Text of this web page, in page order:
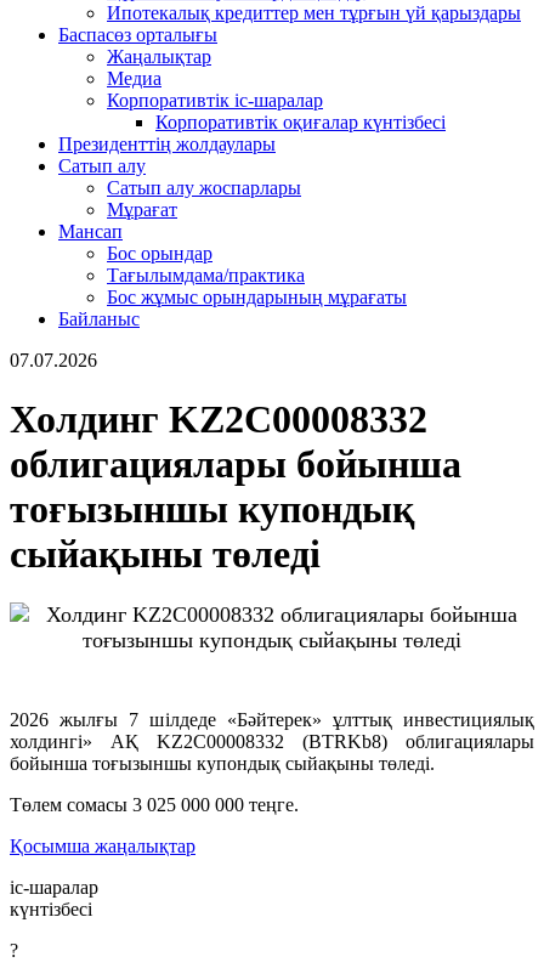
Ипотекалық кредиттер мен тұрғын үй қарыздары
Баспасөз орталығы
Жаңалықтар
Медиа
Корпоративтік іс-шаралар
Корпоративтік оқиғалар күнтізбесі
Президенттің жолдаулары
Сатып алу
Сатып алу жоспарлары
Мұрағат
Мансап
Бос орындар
Тағылымдама/практика
Бос жұмыс орындарының мұрағаты
Байланыс
07.07.2026
Холдинг KZ2C00008332
облигациялары бойынша
тоғызыншы купондық
сыйақыны төледі
2026 жылғы 7 шілдеде «Бәйтерек» ұлттық инвестициялық
холдингі» АҚ KZ2C00008332 (BTRKb8) облигациялары
бойынша тоғызыншы купондық сыйақыны төледі.
Төлем сомасы 3 025 000 000 теңге.
Қосымша жаңалықтар
іс-шаралар
күнтізбесі
?